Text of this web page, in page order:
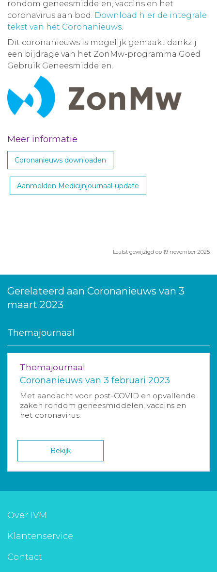
rondom geneesmiddelen, vaccins en het
coronavirus aan bod. Download hier de integrale
tekst van het Coronanieuws.
Dit coronanieuws is mogelijk gemaakt dankzij
een bijdrage van het ZonMw-programma Goed
Gebruik Geneesmiddelen.
Meer informatie
Coronanieuws downloaden
Aanmelden Medicijnjournaal-update
Laatst gewijzigd op 19 november 2025
Gerelateerd aan Coronanieuws van 3
maart 2023
Themajournaal
Themajournaal
Coronanieuws van 3 februari 2023
Met aandacht voor post-COVID en opvallende
zaken rondom geneesmiddelen, vaccins en
het coronavirus.
Bekijk
Over IVM
Klantenservice
Contact